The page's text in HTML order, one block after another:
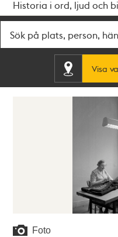
Historia i ord, ljud och
Visa
Foto